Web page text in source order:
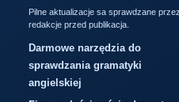
Pilne aktualizacje sa sprawdzane
redakcje przed publikacja.
Darmowe narzędzia do
sprawdzania gramatyki
angielskiej